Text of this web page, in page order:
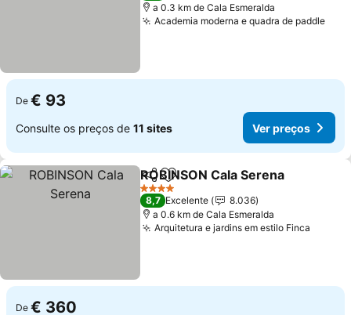
a 0.3 km de Cala Esmeralda
Academia moderna e quadra de paddle
De € 93
Consulte os preços de 11 sites Ver preços
PartilharAdicionar aos favoritos
ROBINSON Cala Serena
4 Estrelas
8,7 Excelente
8.036
a 0.6 km de Cala Esmeralda
Arquitetura e jardins em estilo Finca
De € 360